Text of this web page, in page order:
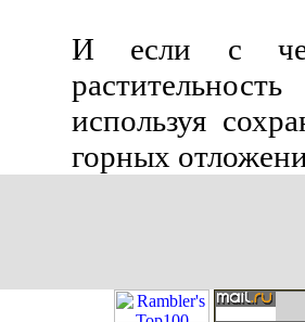
И eсли с
используя
горных